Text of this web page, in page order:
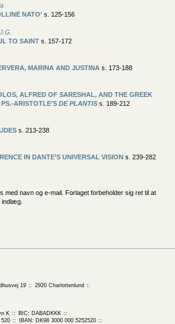
NATO’ s. 125-156
TO SAINT s. 157-172
MARINA AND JUSTINA s. 173-188
ALFRED OF SARESHAL, AND THE GREEK
ARISTOTLE’S DE PLANTIS s. 189-212
s. 213-238
IN DANTE’S UNIVERSAL VISION s. 239-282
med navn og e-mail. Forlaget forbeholder sig ret til at
indlæg.
19
2920 Charlottenlund
K
BIC: DABADKKK
520 IBAN: DK98 3000 000 5252520